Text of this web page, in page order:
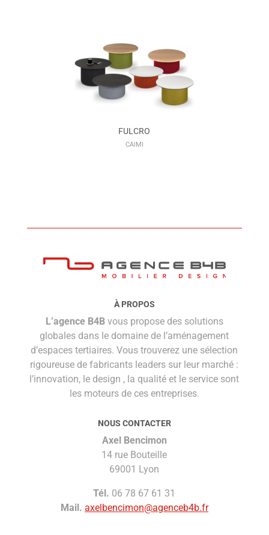
FULCRO
CAIMI
À PROPOS
L’agence B4Bvous propose des solutions
globales dans le domaine de l’aménagement
d’espaces tertiaires. Vous trouverez une sélection
rigoureuse de fabricants leaders sur leur marché :
l’innovation, le design , la qualité et le service sont
les moteurs de ces entreprises.
NOUS CONTACTER
Axel Bencimon
14 rue Bouteille
69001 Lyon
Tél. 06 78 67 61 31
Mail. axelbencimon@agenceb4b.fr